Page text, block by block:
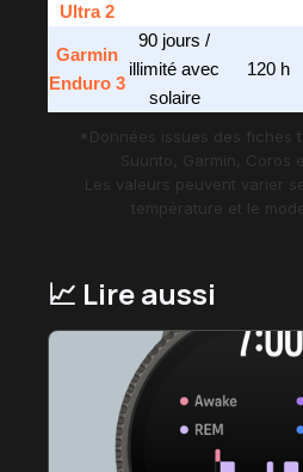
Ultra 2
Garmin
Enduro 3
90 jours /
illimité avec
solaire
120 h
*Données issues des fiches
Suunto, Garmin, Coros
Les valeurs peuvent varier
température et le
📈 Lire aussi